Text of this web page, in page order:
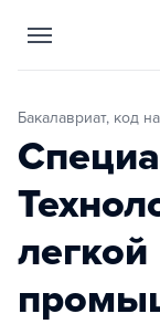
Бакалавриат, код
легкой